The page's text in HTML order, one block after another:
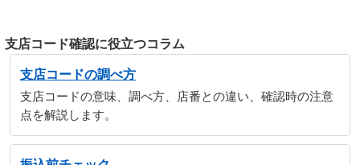
支店コード確認に役立つコラム
支店コードの調べ方
支店コードの意味、調べ方、店番との違い、確認時の注意
点を解説します。